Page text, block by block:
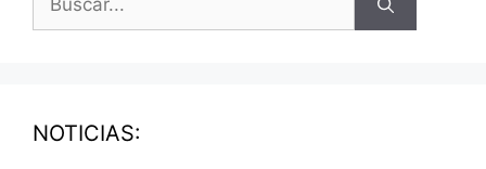
NOTICIAS: